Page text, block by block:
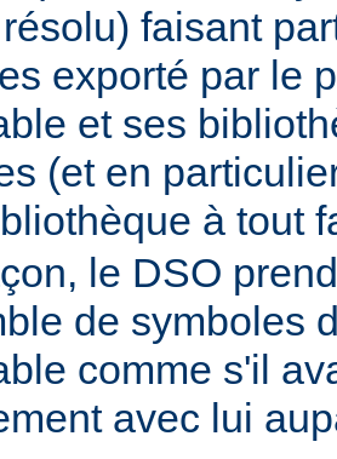
faisant
exporté par le
et ses
(et en
à tout
le DSO
de symboles
comme s'il
avec lui